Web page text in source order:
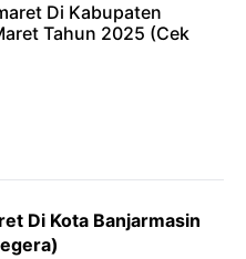
Di Kabupaten
Tahun 2025 (Cek
Di Kota Banjarmasin